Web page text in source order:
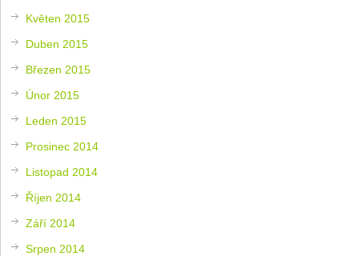
Květen 2015
Duben 2015
Březen 2015
Únor 2015
Leden 2015
Prosinec 2014
Listopad 2014
Říjen 2014
Září 2014
Srpen 2014